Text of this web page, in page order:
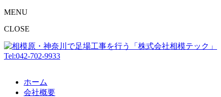
MENU
CLOSE
Tel:042-702-9933
ホーム
会社概要